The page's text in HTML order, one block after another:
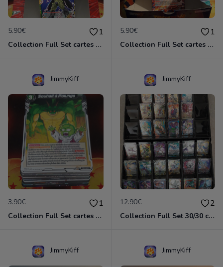
5.90€ 1
Collection Full Set cartes C/UC 98/98 BT17 Ultimate Squad / Dragon Ball Super Card Game
5.90€ 1
Collection Full Set cartes C/UC 98/98 BT21 Wild Resurgence / Dragon Ball Super Card Game
JimmyKiff
3.90€ 1
Collection Full Set cartes C/UC 48/48 TB3 Clash of Fates / Dragon Ball Super Card Game
JimmyKiff
12.90€ 2
Collection Full Set 30/30 cartes Rares BT17 Ultimate Squad / Dragon Ball Super Card Game
JimmyKiff JimmyKiff